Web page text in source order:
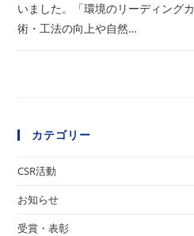
いました。「環境のリーディング
術・工法の向上や自然…
カテゴリー
CSR活動
お知らせ
受賞・表彰